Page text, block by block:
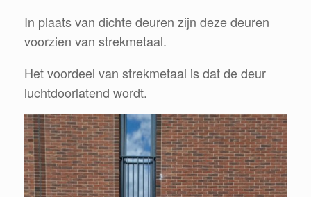
In plaats van dichte deuren zijn deze deuren
voorzien van strekmetaal.
Het voordeel van strekmetaal is dat de deur
luchtdoorlatend wordt.